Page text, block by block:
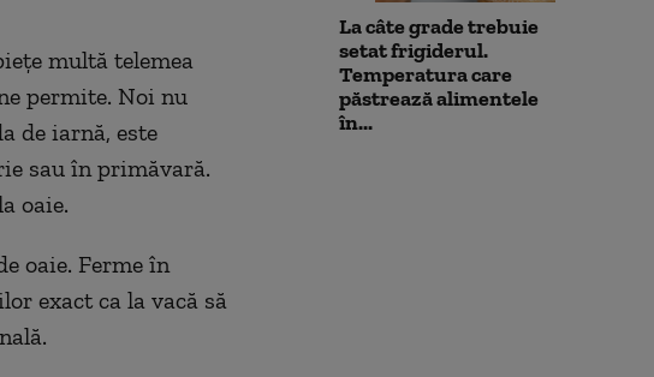
multă telemea
permite. Noi nu
de iarnă, este
sau în primăvară.
oaie.
oaie. Ferme în
exact ca la vacă să
La câte grade trebuie
setat frigiderul.
Temperatura care
păstrează alimentele
în...